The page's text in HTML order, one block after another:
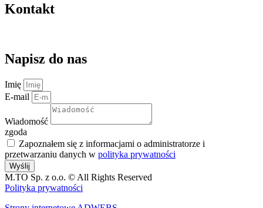
Kontakt
Napisz do nas
Imię
E-mail
Wiadomość
zgoda
Zapoznałem się z informacjami o administratorze i
przetwarzaniu danych w polityka prywatności
Wyślij
M.TO Sp. z o.o. © All Rights Reserved
Polityka prywatności